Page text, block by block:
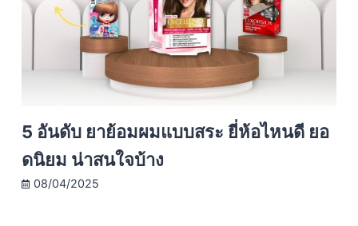
5 อันดับ ยาย้อมผมแบบสระ ยี่ห้อไหนดี ยอ
ดนิยม น่าสนใจบ้าง
08/04/2025